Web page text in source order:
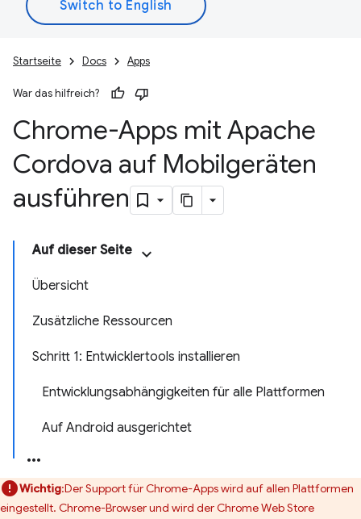
Startseite Docs Apps
War das hilfreich?
Chrome-Apps mit Apache
Cordova auf Mobilgeräten
ausführen
Auf dieser Seite
Übersicht
Zusätzliche Ressourcen
Schritt 1: Entwicklertools installieren
Entwicklungsabhängigkeiten für alle Plattformen
Auf Android ausgerichtet
Wichtig:Der Support für Chrome-Apps wird auf allen Plattformen
eingestellt. Chrome-Browser und wird der Chrome Web Store